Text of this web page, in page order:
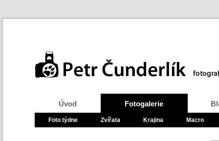
Úvod Fotogalerie
Foto týdne Zvířata Krajina Macro